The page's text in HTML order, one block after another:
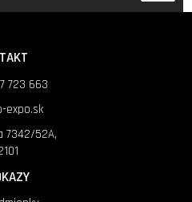
723 663
expo.sk
7342/52A,